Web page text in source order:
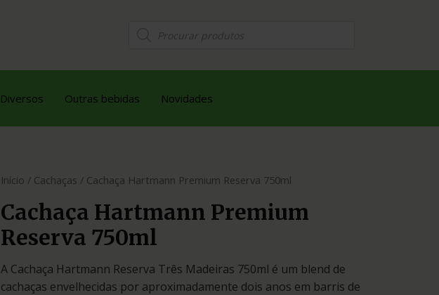
Diversos Outras bebidas Novidades
Início / Cachaças / Cachaça Hartmann Premium Reserva 750ml
Cachaça Hartmann Premium
Reserva 750ml
A Cachaça Hartmann Reserva Três Madeiras 750ml é um blend de
cachaças envelhecidas por aproximadamente dois anos em barris de